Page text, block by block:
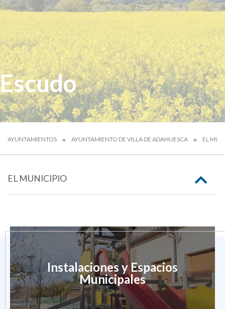
Escudo
AYUNTAMIENTOS AYUNTAMIENTO DE VILLA DE ADAHUESCA EL
EL MUNICIPIO
Instalaciones y Espacios
Municipales